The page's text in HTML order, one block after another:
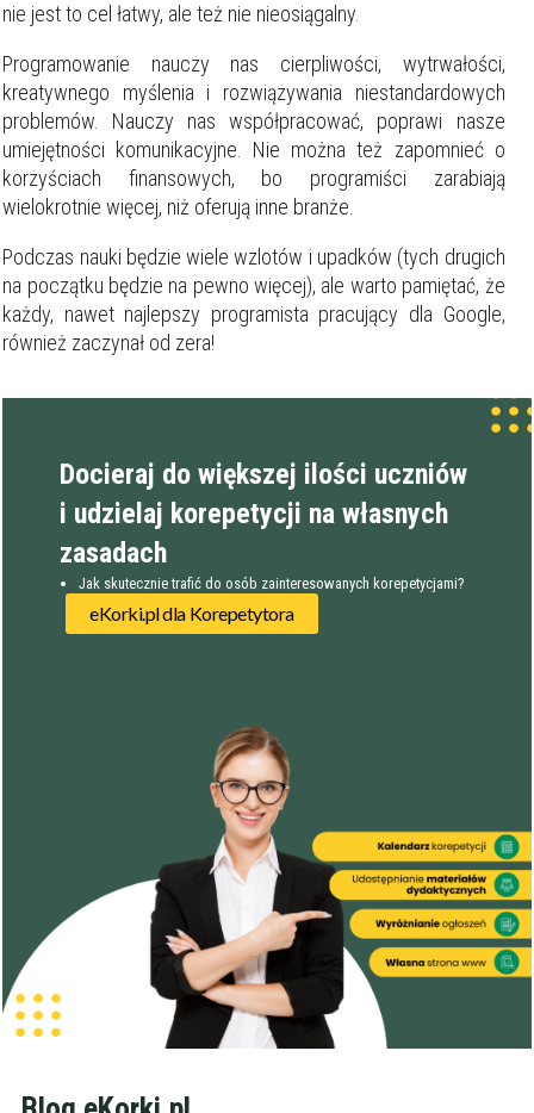
Szukaj w promieniu
km
nie jest to cel łatwy, ale też nie nieosiągalny.
Programowanie nauczy nas cierpliwości, wytrwałości,
kreatywnego myślenia i rozwiązywania niestandardowych
problemów. Nauczy nas współpracować, poprawi nasze
umiejętności komunikacyjne. Nie można też zapomnieć o
korzyściach finansowych, bo programiści zarabiają
wielokrotnie więcej, niż oferują inne branże.
Podczas nauki będzie wiele wzlotów i upadków (tych drugich
na początku będzie na pewno więcej), ale warto pamiętać, że
każdy, nawet najlepszy programista pracujący dla Google,
również zaczynał od zera!
Docieraj do większej ilości uczniów
i udzielaj korepetycji na własnych
zasadach
Jak skutecznie trafić do osób zainteresowanych korepetycjami?
eKorki.pl dla Korepetytora